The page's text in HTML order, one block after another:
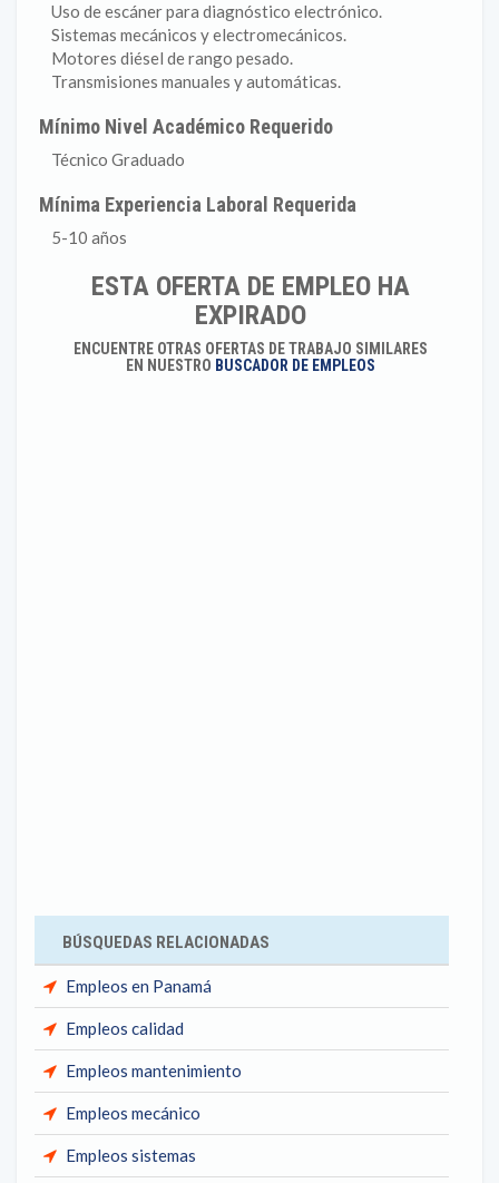
Uso de escáner para diagnóstico electrónico.
Sistemas mecánicos y electromecánicos.
Motores diésel de rango pesado.
Transmisiones manuales y automáticas.
Mínimo Nivel Académico Requerido
Técnico Graduado
Mínima Experiencia Laboral Requerida
5-10 años
ESTA OFERTA DE EMPLEO HA
EXPIRADO
ENCUENTRE OTRAS OFERTAS DE TRABAJO SIMILARES
EN NUESTRO BUSCADOR DE EMPLEOS
BÚSQUEDAS RELACIONADAS
Empleos en Panamá
Empleos calidad
Empleos mantenimiento
Empleos mecánico
Empleos sistemas